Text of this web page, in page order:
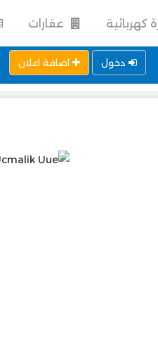
كهربائية عقارات
دخول اضافة اعلان